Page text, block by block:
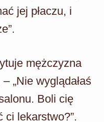
jej płaczu, i
mężczyzna
„Nie wyglądałaś
Boli cię
ci lekarstwo?”.